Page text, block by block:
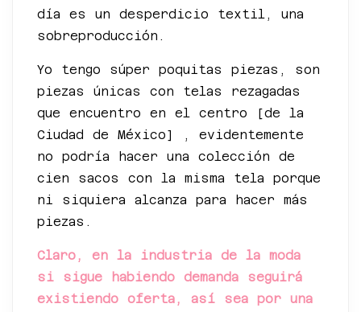
día es un desperdicio textil, una
sobreproducción.
Yo tengo súper poquitas piezas, son
piezas únicas con telas rezagadas
que encuentro en el centro [de la
Ciudad de México] , evidentemente
no podría hacer una colección de
cien sacos con la misma tela porque
ni siquiera alcanza para hacer más
piezas.
Claro, en la industria de la moda
si sigue habiendo demanda seguirá
existiendo oferta, así sea por una